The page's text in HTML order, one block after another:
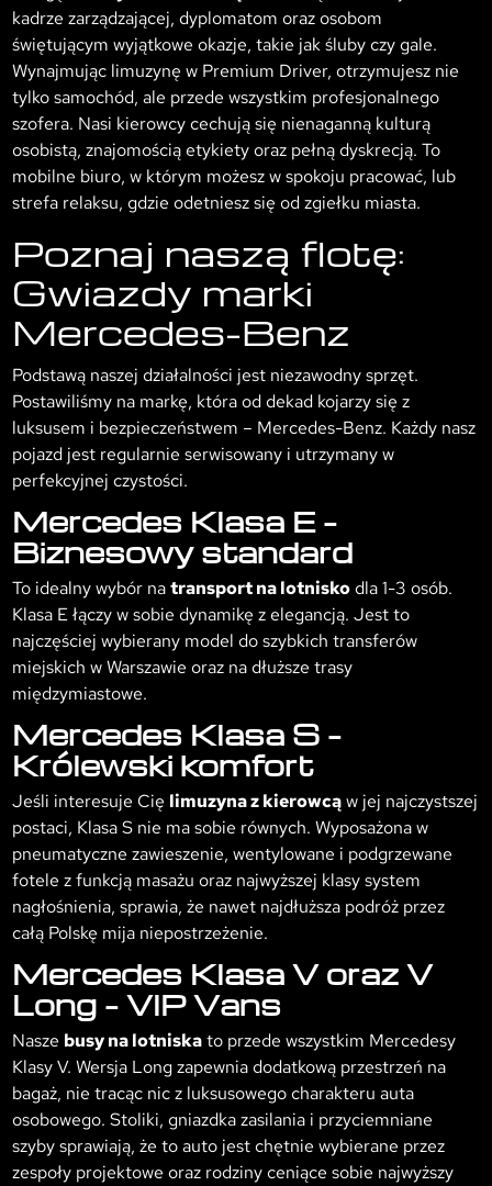
kadrze zarządzającej, dyplomatom oraz osobom
świętującym wyjątkowe okazje, takie jak śluby czy gale.
Wynajmując limuzynę w Premium Driver, otrzymujesz nie
tylko samochód, ale przede wszystkim profesjonalnego
szofera. Nasi kierowcy cechują się nienaganną kulturą
osobistą, znajomością etykiety oraz pełną dyskrecją. To
mobilne biuro, w którym możesz w spokoju pracować, lub
strefa relaksu, gdzie odetniesz się od zgiełku miasta.
Poznaj naszą flotę:
Gwiazdy marki
Mercedes-Benz
Podstawą naszej działalności jest niezawodny sprzęt.
Postawiliśmy na markę, która od dekad kojarzy się z
luksusem i bezpieczeństwem – Mercedes-Benz. Każdy nasz
pojazd jest regularnie serwisowany i utrzymany w
perfekcyjnej czystości.
Mercedes Klasa E –
Biznesowy standard
To idealny wybór natransport na lotniskodla 1-3 osób.
Klasa E łączy w sobie dynamikę z elegancją. Jest to
najczęściej wybierany model do szybkich transferów
miejskich w Warszawie oraz na dłuższe trasy
międzymiastowe.
Mercedes Klasa S –
Królewski komfort
Jeśli interesuje Cię limuzyna z kierowcąw jej najczystszej
postaci, Klasa S nie ma sobie równych. Wyposażona w
pneumatyczne zawieszenie, wentylowane i podgrzewane
fotele z funkcją masażu oraz najwyższej klasy system
nagłośnienia, sprawia, że nawet najdłuższa podróż przez
całą Polskę mija niepostrzeżenie.
Mercedes Klasa V oraz V
Long – VIP Vans
Nasze busy na lotniskato przede wszystkim Mercedesy
Klasy V. Wersja Long zapewnia dodatkową przestrzeń na
bagaż, nie tracąc nic z luksusowego charakteru auta
osobowego. Stoliki, gniazdka zasilania i przyciemniane
szyby sprawiają, że to auto jest chętnie wybierane przez
zespoły projektowe oraz rodziny ceniące sobie najwyższy